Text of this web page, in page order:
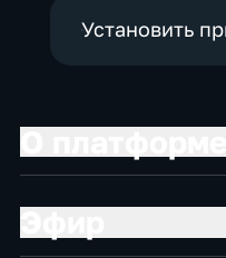
Установить